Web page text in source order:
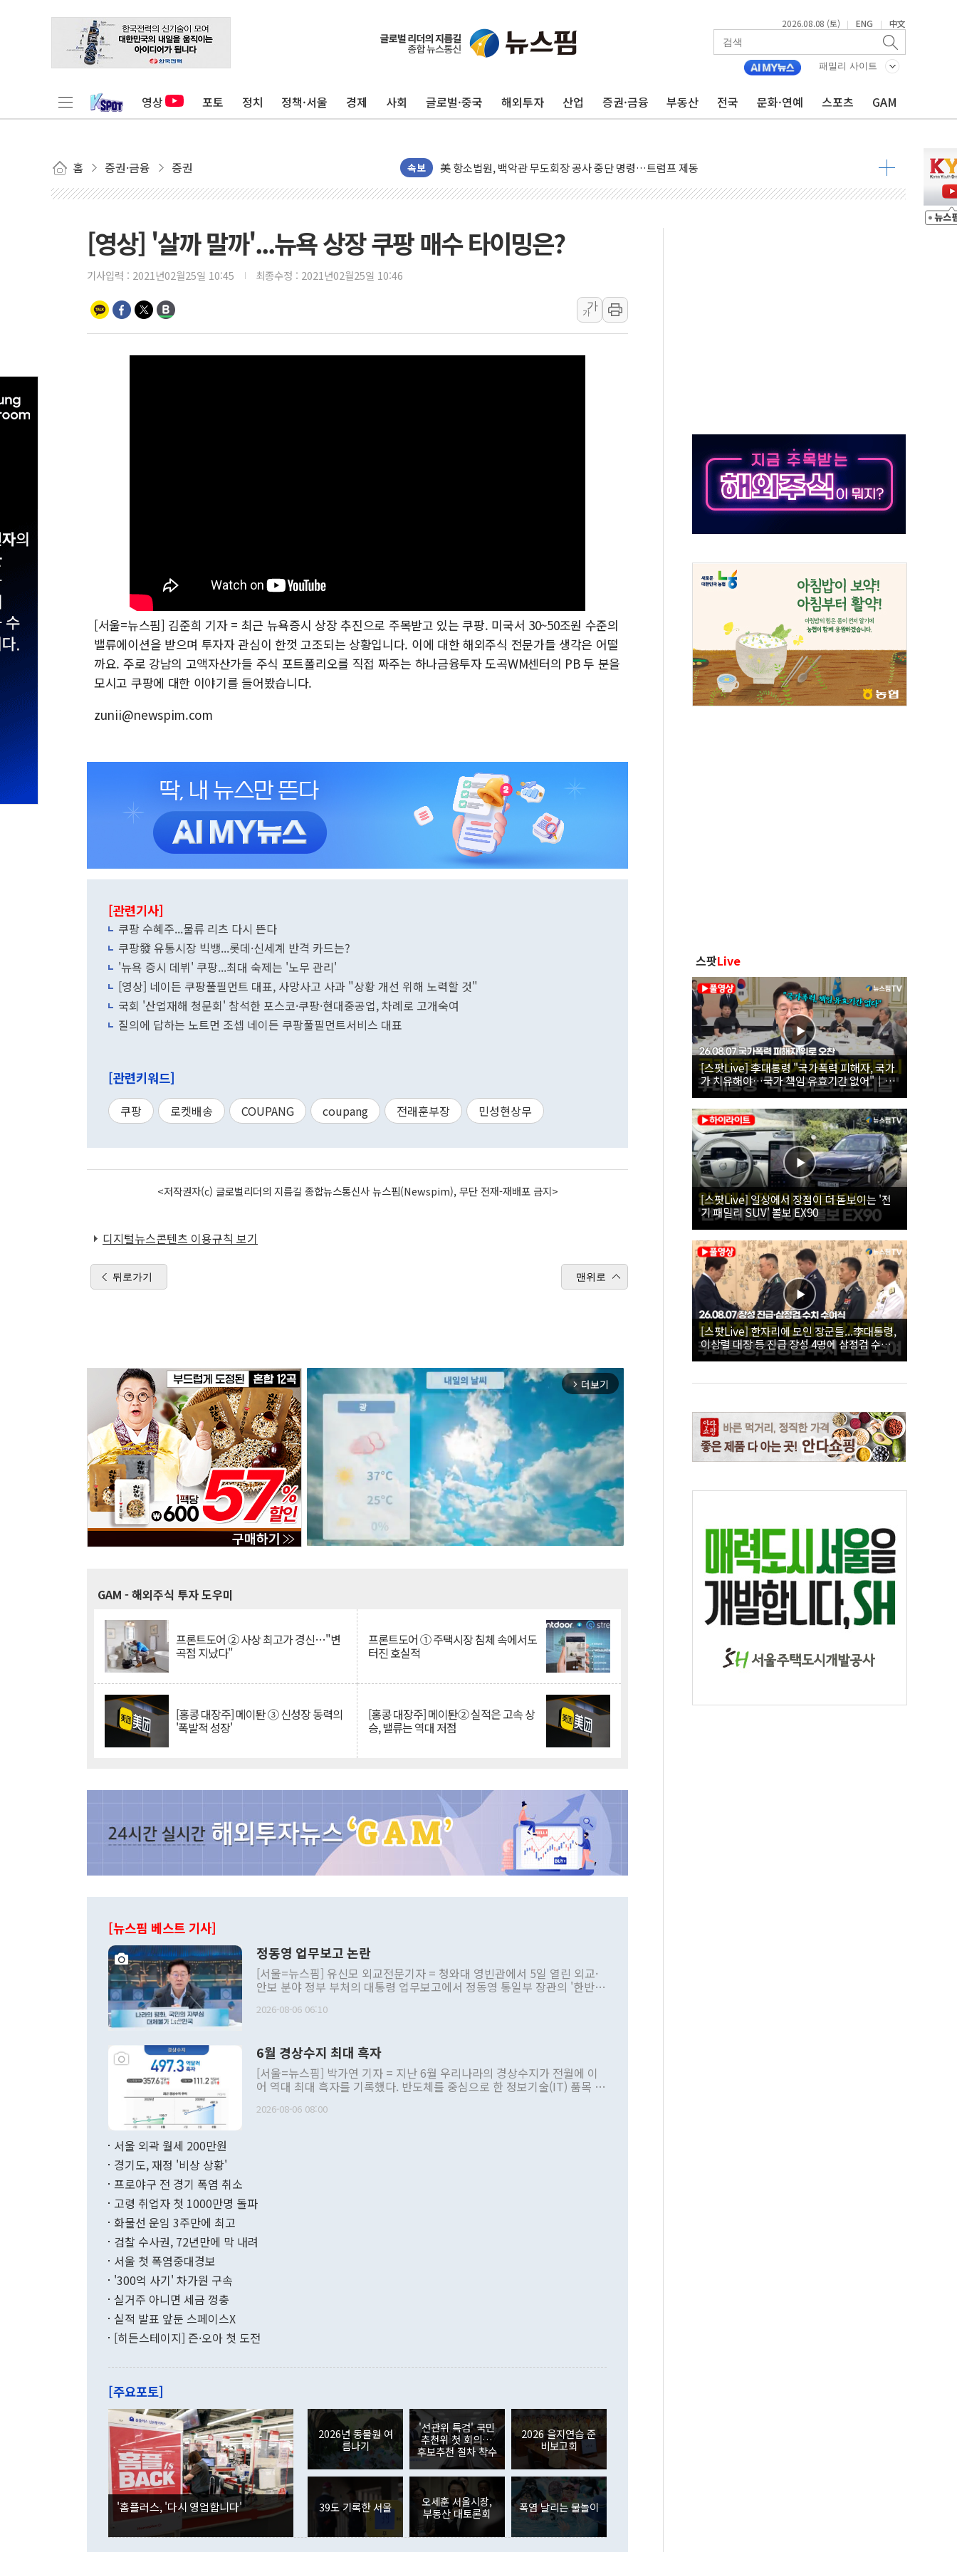
2026.08.08 (토) | ENG | 中文
패밀리 사이트
영상 포토 정치 정책·서울 경제 사회 글로벌·중국 해외투자 산업 증권·금융 부동산 전국 문화·연예 스포츠 GAM
홈 증권·금융 증권 속보
[종합] 이슬람 수니파 3국, '공동방위협정' 체결… 이스라엘·이란 위협에 맞설 자체 억지력 강화
美 항소법원, 백악관 무도회장 공사 중단 명령…트럼프 제동
이란의 핵심 원유 수출항 '하르그섬', 최근 1주일 이상 '올스톱'… 美 해상봉쇄 영향
[AI MY 뉴스] 뉴욕 반도체주 프리뷰...美 고용 쇼크에 반도체주 '활짝'
뉴욕증시 프리뷰, 美 고용 쇼크에 금리 인상 우려 후퇴…나스닥 선물 1%대 상승
[사진] 이슬람 수니파 3개국, 공동방위협정 체결
뉴욕증시 개장 전 특징주...아틀라시안·클라우드플레어·태양광주↑ VS 트레이드데스크·웬디스↓
보훈부, 미 DPAA와 MOU… "6·25 미군 실종자 7359명 끝까지 찾겠다"
트럼프 "금리 내려야"…파월 때와 달리 워시엔 톤 낮춰
남동발전, 해남군에 국내 최대 규모 400MW 태양광 착공…여의도 1.6배 규모
[영상] '살까 말까'...뉴욕 상장 쿠팡 매수 타이밍은?
기사입력 : 2021년02월25일 10:45 최종수정 : 2021년02월25일 10:46
가
가
[서울=뉴스핌] 김준희 기자 = 최근 뉴욕증시 상장 추진으로 주목받고 있는 쿠팡. 미국서 30~50조원 수준의
밸류에이션을 받으며 투자자 관심이 한껏 고조되는 상황입니다. 이에 대한 해외주식 전문가들 생각은 어떨
까요. 주로 강남의 고액자산가들 주식 포트폴리오를 직접 짜주는 하나금융투자 도곡WM센터의 PB 두 분을
모시고 쿠팡에 대한 이야기를 들어봤습니다.
zunii@newspim.com
[관련기사]
쿠팡 수혜주...물류 리츠 다시 뜬다
쿠팡發 유통시장 빅뱅...롯데·신세계 반격 카드는?
'뉴욕 증시 데뷔' 쿠팡...최대 숙제는 '노무 관리'
[영상] 네이든 쿠팡풀필먼트 대표, 사망사고 사과 "상황 개선 위해 노력할 것"
국회 '산업재해 청문회' 참석한 포스코·쿠팡·현대중공업, 차례로 고개숙여
질의에 답하는 노트먼 조셉 네이든 쿠팡풀필먼트서비스 대표
[관련키워드]
쿠팡 로켓배송 COUPANG coupang 전래훈부장 민성현상무
<저작권자(c) 글로벌리더의 지름길 종합뉴스통신사 뉴스핌(Newspim), 무단 전재-재배포 금지>
디지털뉴스콘텐츠 이용규칙 보기
뒤로가기 맨위로
arrow_forward_ios 더보기
GAM - 해외주식 투자 도우미
프론트도어 ② 사상 최고가 경신…"변
곡점 지났다"
프론트도어 ① 주택시장 침체 속에서도
터진 호실적
[홍콩 대장주] 메이퇀 ③ 신성장 동력의
'폭발적 성장'
[홍콩 대장주] 메이퇀② 실적은 고속 상
승, 밸류는 역대 저점
[뉴스핌 베스트 기사]
정동영 업무보고 논란
[서울=뉴스핌] 유신모 외교전문기자 = 청와대 영빈관에서 5일 열린 외교·
안보 분야 정부 부처의 대통령 업무보고에서 정동영 통일부 장관의 '한반도
발언 중에는 정부 내 조율을 거치지 않은 사안을 정책으로 추진하겠다고 공
주의적 희망에 근거한 비현실적 구상'이라는 비판을 내놨다. 그동안 정 장
관의 대북 정책 관련 발언이 물의를 빚은 적은 여러 번 있지만 대통령과 유
관 부처 장관이 공개적으로 부정적 입장을 표명한 것은 이례적이다. 정 장
관의 무리한 대북 접근법과 월권을 제어해야 한다는 목소리도 높아지고 있
다. [정동영 통일부 장관이 지난달 23일 오후 서울 종로구 정부서울청사에
무너졌다고도 했다. 또 "현 시점에서 흘러간 선(先)비핵화만 되뇌는 것은
함께 4자 대화의 동력을 확보하기 위해 최선을 다할 것"이라고 말했다. 하
"우리의 선의대로 하는 게 과연 한반도의 평화와 안정에 플러스냐, 결론적
관은 업무보고 사후 브리핑에서 정 장관이 언급한 '4자 회담'에 대해 "이상
이 9월 러시아 블라디보스토크에서 열리는 '동방경제포럼(EEF)'을 언급하
며 "정부 차원에서 (참석을) 검토하고 있다"고 발언한 데 대해서도 조 장관
은 "그것은 외교부의 몫"이라며 "아직 거기까지 진도가 나가지 않았다"고
잘랐다. 정 장관이 이날 소개한 대북 구상과 설명은 정부 내 조율을 거치지
않았다는 점에서 문제가 있다. 특히 주적 표현 대체와 국호 사용, 9·19 군
사합의 복원, 4자회담 추진 등은 통일부 장관이 결정할 사안이 아니어서 월
권이라는 지적이 나오고 있다. 이 대통령은 정 장관의 업무보고를 듣고 난
뒤 "여기 업무보고에 발표했다고 승인난 건 아니다"라고 재차 확인했다. 정
부의 한 소식통은 "정 장관의 발언 내용은 대부분 국가안전보장회의(NSC)
를 거쳐 결정된 사안이 아닌 정 장관의 개인적 생각에 가깝다"며 "안보 관
련 부처 장관이 정부의 공식 정책이 아닌 사안을 추진하겠다고 업무보고를
2026-08-06 06:10
6월 경상수지 최대 흑자
[서울=뉴스핌] 박가연 기자 = 지난 6월 우리나라의 경상수지가 전월에 이
어 역대 최대 흑자를 기록했다. 반도체를 중심으로 한 정보기술(IT) 품목 수
료=한국은행] 한국은행이 6일 발표한 '2026년 6월 국제수지(잠정)'에 따르
며 월간 기준 처음으로 1000억달러를 넘어섰다. 상품수입은 644억8000만
196.9% 급증했고 컴퓨터·주변기기(SSD)는 282.7% 증가했다. IT 품목
수출은 160.4% 늘었으며 비IT 품목도 ▲석유제품(47.5%) ▲화공품
기록했지만 지식재산권사용료수지는 전월 흑자에서 4억4000만달러 적자
로 전환됐다. 본원소득수지는 배당소득을 중심으로 32억7000만달러 흑자
는 배당수입이 늘어난 데다 전월 분기배당에 따른 기저효과로 배당지급이
였던 올해 3월(369억9000만달러)을 넘어선 것이다. 직접투자에서는 내국
인의 해외투자가 80억1000만달러, 외국인의 국내투자가 46억3000만달러
각각 증가했다. 증권투자에서는 외국인의 국내 주식 매도세가 이어졌다. 외
국인의 국내 주식 투자는 차익실현 매도 등의 영향으로 316억1000만달러
감소하며 전월(-310억5000만달러)에 이어 역대 최대 순매도 기록을 다시
경신했다. 외국인의 국내 채권투자는 세계국채지수(WGBI) 자금 유입에도
분기 말 만기도래 영향으로 증가 폭이 줄어든 52억9000만달러를 기록했
다. 내국인의 해외 증권투자는 주식을 중심으로 35억6000만달러 증가했
다. eoyn2@newspim.com
2026-08-06 08:00
서울 외곽 월세 200만원
경기도, 재정 '비상 상황'
프로야구 전 경기 폭염 취소
고령 취업자 첫 1000만명 돌파
화물선 운임 3주만에 최고
검찰 수사권, 72년만에 막 내려
서울 첫 폭염중대경보
'300억 사기' 차가원 구속
실거주 아니면 세금 껑충
실적 발표 앞둔 스페이스X
[히든스테이지] 즌·오아 첫 도전
[주요포토]
'홈플러스, '다시 영업합니다'
2026년 동물원 여
름나기
'선관위 특검' 국민
추천위 첫 회의…
후보추천 절차 착수
2026 을지연습 준
비보고회
39도 기록한 서울
오세훈 서울시장,
부동산 대토론회
폭염 날리는 물놀이
스팟Live
[스팟Live] 李대통령 "국가폭력 피해자, 국가
가 치유해야…국가 책임 유효기간 없어"｜
26.08.07 국가폭력 피해자 위로 오찬
[스팟Live] 일상에서 장점이 더 돋보이는 '전
기 패밀리 SUV' 볼보 EX90
[스팟Live] 한자리에 모인 장군들...李대통령,
이상렬 대장 등 진급 장성 4명에 삼정검 수치
직접 수여｜26.08.07 장성 진급·삼정검 수치